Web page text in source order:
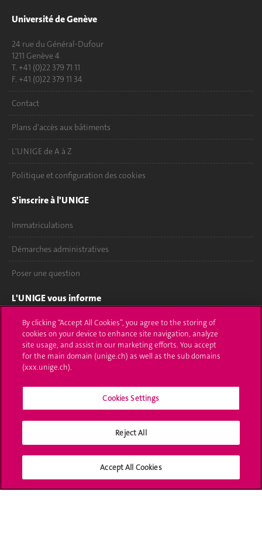
Université de Genève
24 rue du Général-Dufour
1211 Genève 4
T. +41 (0)22 379 71 11
F. +41 (0)22 379 11 34
Contact
Plans d'accès aux bâtiments
L'UNIGE de A à Z
Politique et configuration des cookies
S'inscrire à l'UNIGE
Immatriculations
Démarches administratives
Poser une question
L'UNIGE vous informe
UNIGE Mobile
Médias
Offres d'emploi
Calendrier académique
Médias sociaux UNIGE
By clicking “Accept All Cookies”, you agree to the storing of
cookies on your device to enhance site navigation, analyze
site usage, and assist in our marketing efforts. You accept
for the main domain (unige.ch) as well as the sub domains
(xxx.unige.ch).
Cookies Settings
Reject All
Accept All Cookies